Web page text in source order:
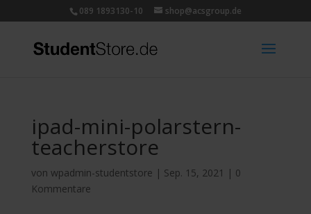
089 1893130-10 shop@acsgroup.de
ipad-mini-polarstern-
teacherstore
von wpadmin-studentstore | Sep. 15, 2021 | 0
Kommentare